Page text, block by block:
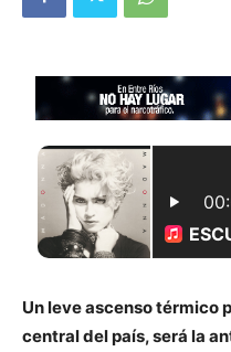
Un leve ascenso térmico
central del país, será la